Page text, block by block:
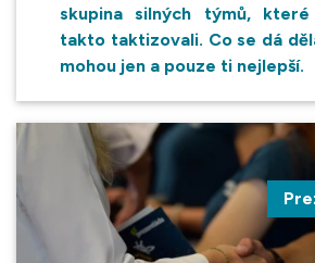
skupina silných týmů,
takto taktizovali. Co se dá
mohou jen a pouze ti nejlepší.